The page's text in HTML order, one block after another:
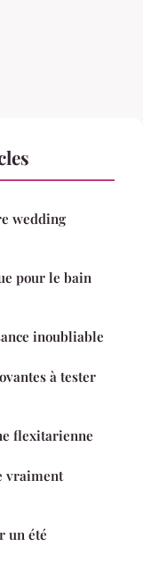
wedding
pour le bain
inoubliable
à tester
flexitarienne
vraiment
un été